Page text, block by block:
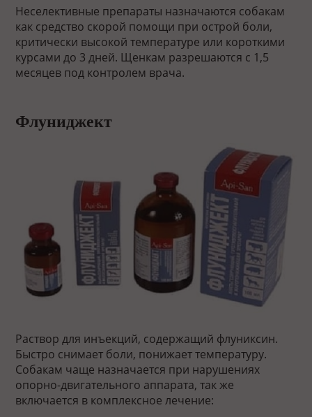
Неселективные препараты назначаются собакам
как средство скорой помощи при острой боли,
критически высокой температуре или короткими
курсами до 3 дней. Щенкам разрешаются с 1,5
месяцев под контролем врача.
Флуниджект
Раствор для инъекций, содержащий флуниксин.
Быстро снимает боли, понижает температуру.
Собакам чаще назначается при нарушениях
опорно-двигательного аппарата, так же
включается в комплексное лечение: